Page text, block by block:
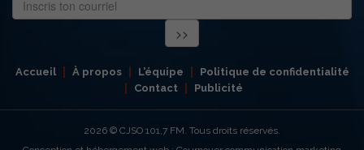
Accueil À propos L’équipe
Politique de confidentialité
Contact
Publicité
2026 © CJSO 101,7 FM. Tous droits réservés.